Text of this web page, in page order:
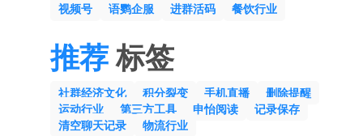
视频号
语鹦企服 进群活码 餐饮行业
推荐标签
社群经济文化 积分裂变 手机直播
删除提醒
运动行业
第三方工具 申怡阅读
记录保存
清空聊天记录
物流行业